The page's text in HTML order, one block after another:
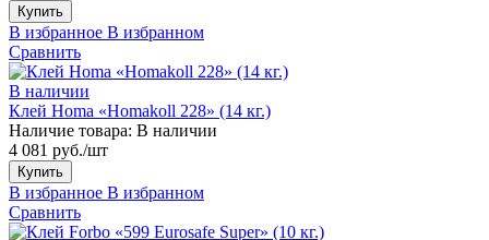
Купить
В избранное В избранном
Сравнить
В наличии
Клей Homa «Homakoll 228» (14 кг.)
Наличие товара: В наличии
4 081 руб./шт
Купить
В избранное В избранном
Сравнить